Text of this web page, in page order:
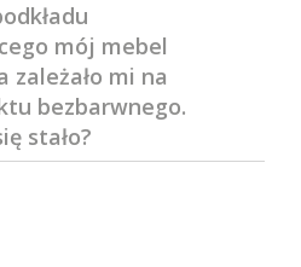
mój mebel
zależało mi na
bezbarwnego.
stało?